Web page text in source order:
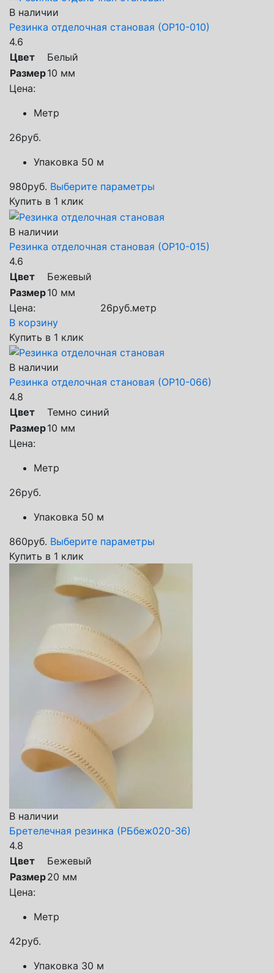
В наличии
Резинка отделочная становая (ОР10-010)
4.6
Цвет
Белый
Размер10 мм
Цена:
Метр
26руб.
Упаковка 50 м
980руб. Выберите параметры
Купить в 1 клик
В наличии
Резинка отделочная становая (ОР10-015)
4.6
Цвет
Бежевый
Размер10 мм
Цена:
26руб.метр
В корзину
Купить в 1 клик
В наличии
Резинка отделочная становая (ОР10-066)
4.8
Цвет
Темно синий
Размер10 мм
Цена:
Метр
26руб.
Упаковка 50 м
860руб. Выберите параметры
Купить в 1 клик
В наличии
Бретелечная резинка (РБбеж020-36)
4.8
Цвет
Бежевый
Размер20 мм
Цена:
Метр
42руб.
Упаковка 30 м